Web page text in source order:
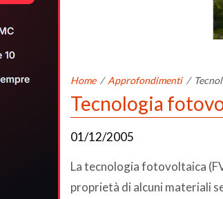
Home / Approfondimenti /
Tecnologia
01/12/2005
La tecnologia fotovoltaica
proprietà di alcuni materiali